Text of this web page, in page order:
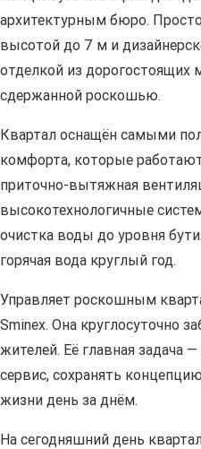
архитектурным бюро.
высотой до 7 м и
отделкой из дорогостоящих
сдержанной роскошью.
Квартал оснащён самыми
комфорта, которые
приточно-вытяжная
высокотехнологичные
очистка воды до уровня
горячая вода круглый год.
Управляет роскошным
Sminex. Она круглосуточно
жителей. Её главная задача
сервис, сохранять
жизни день за днём.
На сегодняшний день